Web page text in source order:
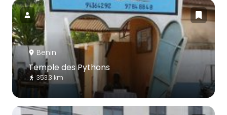
Benin
Temple des Pythons
353.3 km